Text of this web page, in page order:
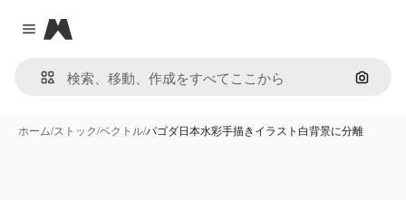
Close menu
Magnific
画像で
ホーム/ストック/ベクトル/パゴダ日本水彩手描きイラスト白背景に分離